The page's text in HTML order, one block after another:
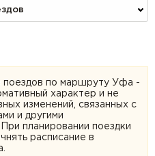
поездов по маршруту Уфа -
характер и не
изменений, связанных с
и другими
планировании поездки
расписание в